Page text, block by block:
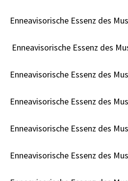
Enneavisorische Essenz des
Enneavisorische Essenz des
Enneavisorische Essenz des
Enneavisorische Essenz des
Enneavisorische Essenz des
Enneavisorische Essenz des